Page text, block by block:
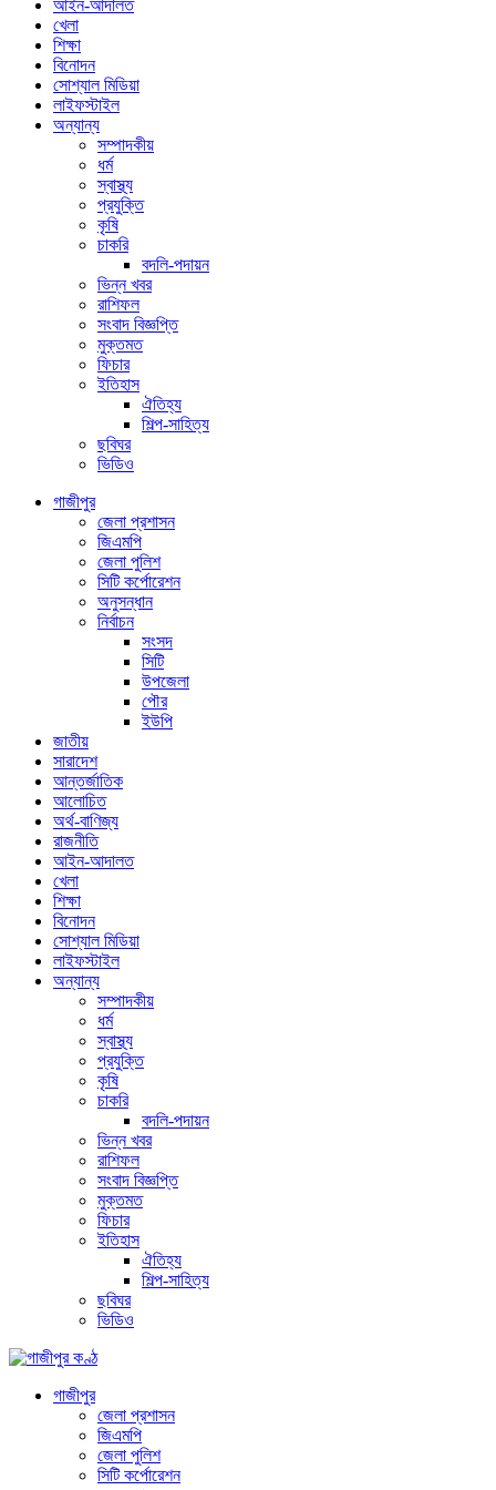
আইন-আদালত
খেলা
শিক্ষা
বিনোদন
সোশ্যাল মিডিয়া
লাইফস্টাইল
অন্যান্য
সম্পাদকীয়
ধর্ম
স্বাস্থ্য
প্রযুক্তি
কৃষি
চাকরি
বদলি-পদায়ন
ভিন্ন খবর
রাশিফল
সংবাদ বিজ্ঞপ্তি
মুক্তমত
ফিচার
ইতিহাস
ঐতিহ্য
শিল্প-সাহিত্য
ছবিঘর
ভিডিও
গাজীপুর
জেলা প্রশাসন
জিএমপি
জেলা পুলিশ
সিটি কর্পোরেশন
অনুসন্ধান
নির্বাচন
সংসদ
সিটি
উপজেলা
পৌর
ইউপি
জাতীয়
সারাদেশ
আন্তর্জাতিক
আলোচিত
অর্থ-বাণিজ্য
রাজনীতি
আইন-আদালত
খেলা
শিক্ষা
বিনোদন
সোশ্যাল মিডিয়া
লাইফস্টাইল
অন্যান্য
সম্পাদকীয়
ধর্ম
স্বাস্থ্য
প্রযুক্তি
কৃষি
চাকরি
বদলি-পদায়ন
ভিন্ন খবর
রাশিফল
সংবাদ বিজ্ঞপ্তি
মুক্তমত
ফিচার
ইতিহাস
ঐতিহ্য
শিল্প-সাহিত্য
ছবিঘর
ভিডিও
গাজীপুর
জেলা প্রশাসন
জিএমপি
জেলা পুলিশ
সিটি কর্পোরেশন